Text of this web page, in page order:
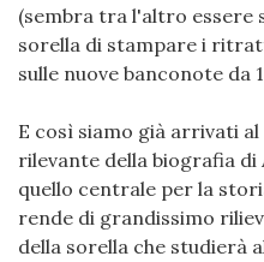
(sembra tra l'altro essere
sorella di stampare i
sulle nuove banconote da
E così siamo già arrivati
rilevante della biografia di
quello centrale per la
rende di grandissimo
della sorella che studierà